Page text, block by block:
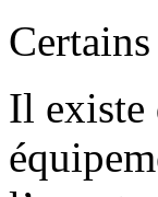
Il existe